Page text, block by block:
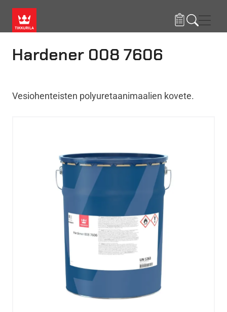
Hardener 008 7606
Vesiohenteisten polyuretaanimaalien kovete.